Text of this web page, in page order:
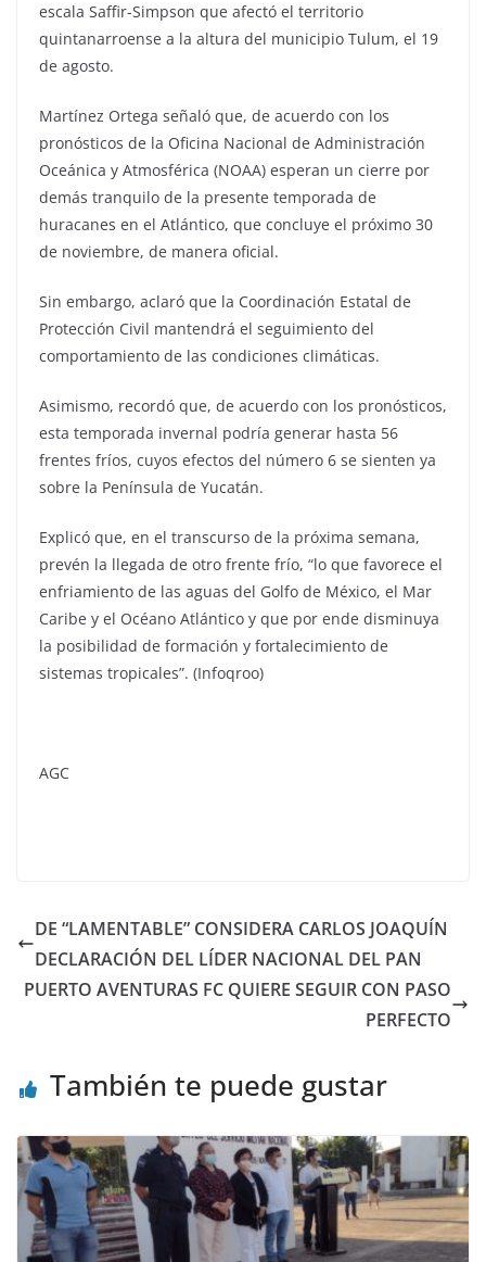
escala Saffir-Simpson que afectó el territorio
quintanarroense a la altura del municipio Tulum, el 19
de agosto.
Martínez Ortega señaló que, de acuerdo con los
pronósticos de la Oficina Nacional de Administración
Oceánica y Atmosférica (NOAA) esperan un cierre por
demás tranquilo de la presente temporada de
huracanes en el Atlántico, que concluye el próximo 30
de noviembre, de manera oficial.
Sin embargo, aclaró que la Coordinación Estatal de
Protección Civil mantendrá el seguimiento del
comportamiento de las condiciones climáticas.
Asimismo, recordó que, de acuerdo con los pronósticos,
esta temporada invernal podría generar hasta 56
frentes fríos, cuyos efectos del número 6 se sienten ya
sobre la Península de Yucatán.
Explicó que, en el transcurso de la próxima semana,
prevén la llegada de otro frente frío, “lo que favorece el
enfriamiento de las aguas del Golfo de México, el Mar
Caribe y el Océano Atlántico y que por ende disminuya
la posibilidad de formación y fortalecimiento de
sistemas tropicales”. (Infoqroo)
AGC
DE “LAMENTABLE” CONSIDERA CARLOS JOAQUÍN
DECLARACIÓN DEL LÍDER NACIONAL DEL PAN
PUERTO AVENTURAS FC QUIERE SEGUIR CON PASO
PERFECTO
También te puede gustar